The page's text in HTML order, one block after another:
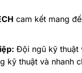
cam kết mang
Đội ngũ kỹ thuật
kỹ thuật và nhanh